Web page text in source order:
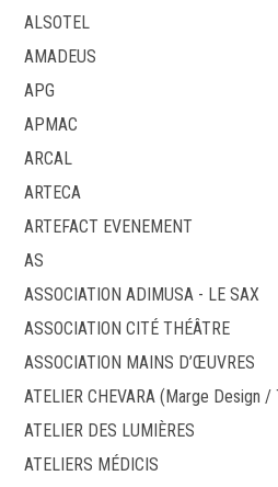
ALSOTEL
AMADEUS
APG
APMAC
ARCAL
ARTECA
ARTEFACT EVENEMENT
AS
ASSOCIATION ADIMUSA - LE SAX
ASSOCIATION CITÉ THÉÂTRE
ASSOCIATION MAINS D’ŒUVRES
ATELIER CHEVARA (Marge Design
ATELIER DES LUMIÈRES
ATELIERS MÉDICIS